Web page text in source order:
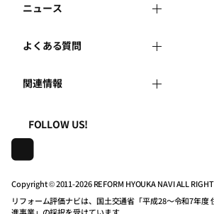
運営体制
はじめての方へ
事務局へのお問い合せ
地域の相談窓口のみなさまへ
住宅関連機関リンク集
リフォーム会社を探す
リフォーム事例を見る
リフォームを相談する
リフォームを学ぶ
マイページの活用
ニュース
新着情報
講習会・セミナー
連携機関・企業・団体トピックス
よくある質問
よくある質問
利用規約
プライバシーポリシー
動作推奨環境について
関連情報
一般財団法人住まいづくりナビセンタ
株式会社日本建築住宅センター
FOLLOW US!
Copyright © 2011-2026 REFORM HYOUKA NAVI ALL
リフォーム評価ナビは、国土交通省「平成28～令和7年度